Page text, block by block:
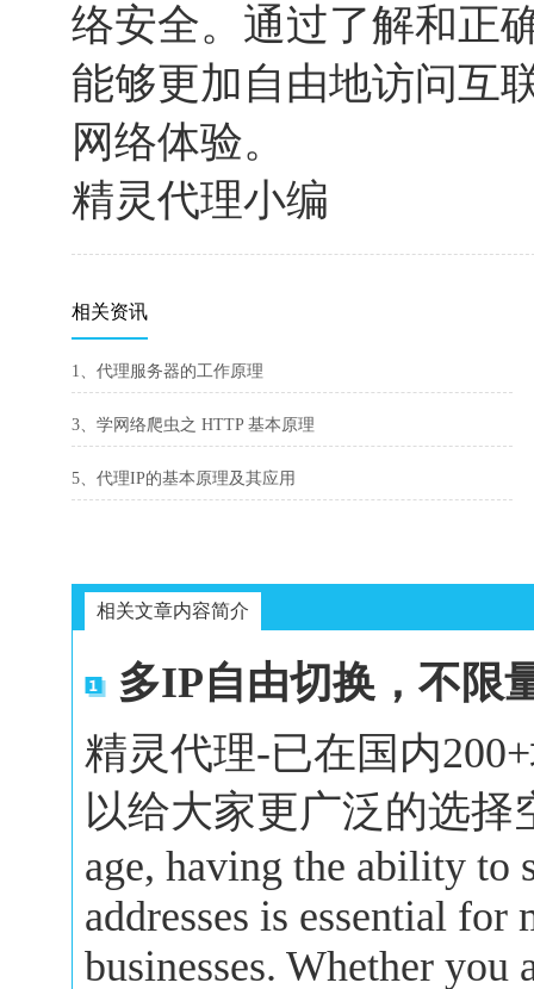
络安全。通过了解和正
能够更加自由地访问互
网络体验。
精灵代理小编
相关资讯
1、代理服务器的工作原理
3、学网络爬虫之 HTTP 基本原理
5、代理IP的基本原理及其应用
相关文章内容简介
多IP自由切换，不限
精灵代理-已在国内
以给大家更广泛的选择
age, having the ability to
addresses is essential
businesses. Whether you